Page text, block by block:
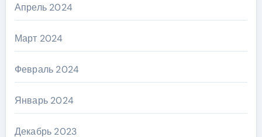
Апрель 2024
Март 2024
Февраль 2024
Январь 2024
Декабрь 2023